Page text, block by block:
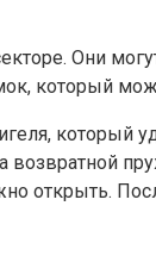
Они
который
который
открыть.